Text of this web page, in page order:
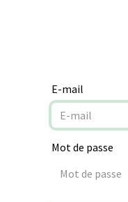
E-mail
Mot de passe